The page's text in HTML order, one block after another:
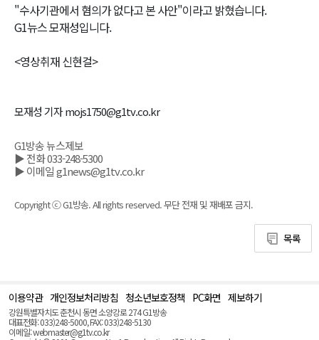
"수사기관에서 혐의가 없다고 본 사안"이라고 밝혔습니다.
G1뉴스 모재성입니다.
<영상취재 신현걸>
모재성 기자 mojs1750@g1tv.co.kr
G1방송 뉴스제보
▶ 전화 033-248-5300
▶ 이메일 g1news@g1tv.co.kr
Copyright ⓒ G1방송. All rights reserved. 무단 전재 및 재배포 금지.
목록
이용약관 개인정보처리방침 청소년보호정책 PC화면 제보하기
강원특별자치도 춘천시 동면 소양강로 274 G1방송
대표전화: 033)248-5000, FAX: 033)248-5130
이메일: webmaster@g1tv.co.kr